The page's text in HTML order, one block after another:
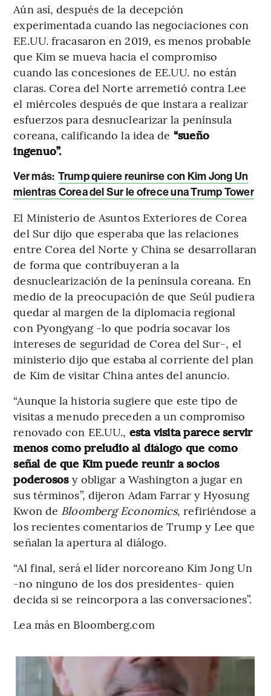
Aún así, después de la decepción
experimentada cuando las negociaciones con
EE.UU. fracasaron en 2019, es menos probable
que Kim se mueva hacia el compromiso
cuando las concesiones de EE.UU. no están
claras. Corea del Norte arremetió contra Lee
el miércoles después de que instara a realizar
esfuerzos para desnuclearizar la península
coreana, calificando la idea de “sueño
ingenuo”.
Ver más: Trump quiere reunirse con Kim Jong Un
mientras Corea del Sur le ofrece una Trump Tower
El Ministerio de Asuntos Exteriores de Corea
del Sur dijo que esperaba que las relaciones
entre Corea del Norte y China se desarrollaran
de forma que contribuyeran a la
desnuclearización de la península coreana. En
medio de la preocupación de que Seúl pudiera
quedar al margen de la diplomacia regional
con Pyongyang -lo que podría socavar los
intereses de seguridad de Corea del Sur-, el
ministerio dijo que estaba al corriente del plan
de Kim de visitar China antes del anuncio.
“Aunque la historia sugiere que este tipo de
visitas a menudo preceden a un compromiso
renovado con EE.UU., esta visita parece servir
menos como preludio al diálogo que como
señal de que Kim puede reunir a socios
poderososy obligar a Washington a jugar en
sus términos”, dijeron Adam Farrar y Hyosung
Kwon de Bloomberg Economics, refiriéndose a
los recientes comentarios de Trump y Lee que
señalan la apertura al diálogo.
“Al final, será el líder norcoreano Kim Jong Un
-no ninguno de los dos presidentes- quien
decida si se reincorpora a las conversaciones”.
Lea más en Bloomberg.com